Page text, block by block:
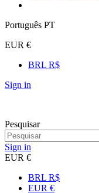
Português PT
EUR €
BRL R$
Sign in
Pesquisar
Sign in
EUR €
BRL R$
EUR €